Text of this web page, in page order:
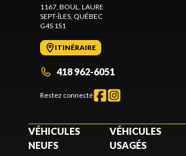
1167, BOUL. LAURE
SEPT-ÎLES, QUÉBEC
G4S 1S1
ITINÉRAIRE
418 962-6051
Restez connecté
VÉHICULES
NEUFS
VÉHICULES
USAGÉS